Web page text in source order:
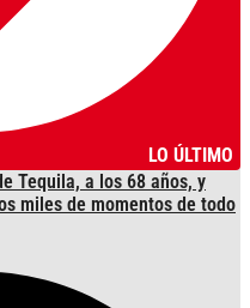
LO ÚLTIMO
Tequila, a los 68 años, y
miles de momentos de todo